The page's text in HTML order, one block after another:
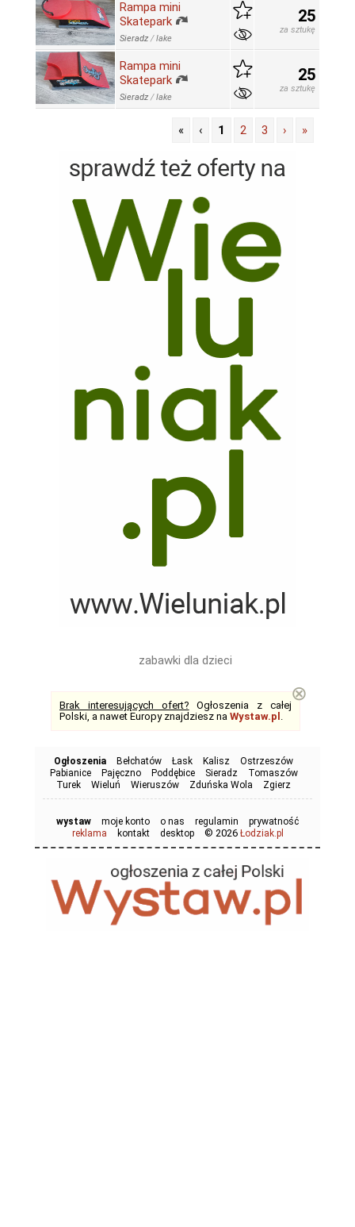
Rampa mini
Skatepark
Sieradz /lake
25
za sztukę
Rampa mini
Skatepark
Sieradz /lake
25
za sztukę
« ‹ 1 2 3 › »
zabawki dla dzieci
Brak interesujących ofert? Ogłoszenia z całej
Polski, a nawet Europy znajdziesz na Wystaw.pl .
⊗
Ogłoszenia Bełchatów Łask Kalisz
Ostrzeszów
Pabianice
Pajęczno Poddębice Sieradz
Tomaszów
Turek
Wieluń Wieruszów Zduńska Wola Zgierz
wystaw moje konto o nas regulamin
prywatność
reklama
kontakt desktop © 2026 Łodziak.pl